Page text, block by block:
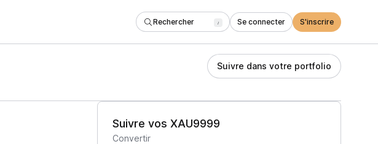
Rechercher / Se connecter S'inscrire
Suivre dans votre portfolio
Suivre vos XAU9999
Convertir